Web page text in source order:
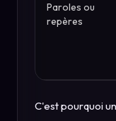
Paroles ou
repères
C'est pourquoi